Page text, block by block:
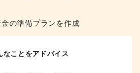
の準備プランを作成
なことをアドバイス